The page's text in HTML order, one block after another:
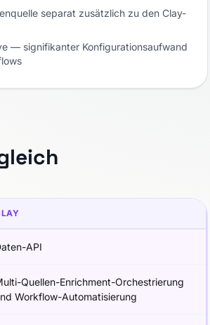
separat zusätzlich zu den Clay-
— signifikanter Konfigurationsaufwand
API
Quellen-Enrichment-Orchestrierung
Workflow-Automatisierung